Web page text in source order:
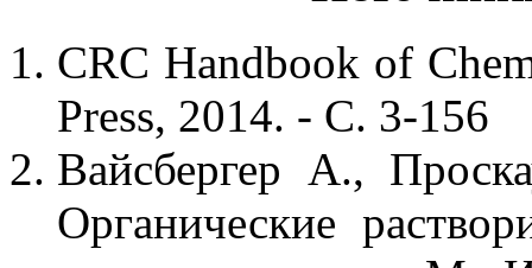
CRC Handbook of
Press, 2014. - С. 3-156
Вайсбергер А.,
Органические